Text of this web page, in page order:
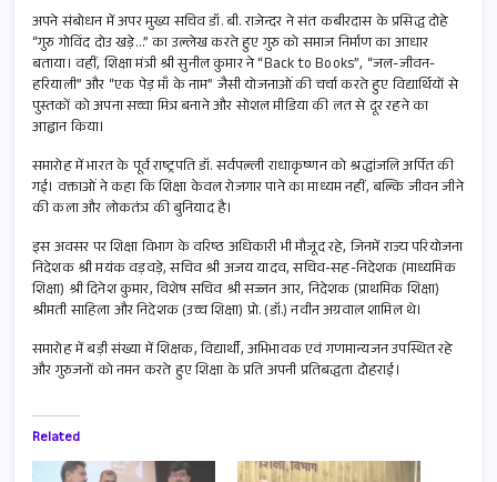
अपने संबोधन में अपर मुख्य सचिव डॉ. बी. राजेन्दर ने संत कबीरदास के प्रसिद्ध दोहे
“गुरु गोविंद दोउ खड़े…” का उल्लेख करते हुए गुरु को समाज निर्माण का आधार
बताया। वहीं, शिक्षा मंत्री श्री सुनील कुमार ने “Back to Books”, “जल-जीवन-
हरियाली” और “एक पेड़ माँ के नाम” जैसी योजनाओं की चर्चा करते हुए विद्यार्थियों से
पुस्तकों को अपना सच्चा मित्र बनाने और सोशल मीडिया की लत से दूर रहने का
आह्वान किया।
समारोह में भारत के पूर्व राष्ट्रपति डॉ. सर्वपल्ली राधाकृष्णन को श्रद्धांजलि अर्पित की
गई। वक्ताओं ने कहा कि शिक्षा केवल रोजगार पाने का माध्यम नहीं, बल्कि जीवन जीने
की कला और लोकतंत्र की बुनियाद है।
इस अवसर पर शिक्षा विभाग के वरिष्ठ अधिकारी भी मौजूद रहे, जिनमें राज्य परियोजना
निदेशक श्री मयंक वड़वड़े, सचिव श्री अजय यादव, सचिव-सह-निदेशक (माध्यमिक
शिक्षा) श्री दिनेश कुमार, विशेष सचिव श्री सज्जन आर, निदेशक (प्राथमिक शिक्षा)
श्रीमती साहिला और निदेशक (उच्च शिक्षा) प्रो. (डॉ.) नवीन अग्रवाल शामिल थे।
समारोह में बड़ी संख्या में शिक्षक, विद्यार्थी, अभिभावक एवं गणमान्यजन उपस्थित रहे
और गुरुजनों को नमन करते हुए शिक्षा के प्रति अपनी प्रतिबद्धता दोहराई।
Related